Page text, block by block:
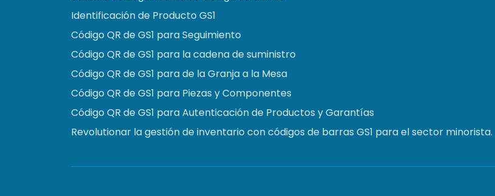
Identificación de Producto GS1
Código QR de GS1 para Seguimiento
Código QR de GS1 para la cadena de suministro
Código QR de GS1 para de la Granja a la Mesa
Código QR de GS1 para Piezas y Componentes
Código QR de GS1 para Autenticación de Productos y Garantías
Revolutionar la gestión de inventario con códigos de barras GS1 para el sector minorista.